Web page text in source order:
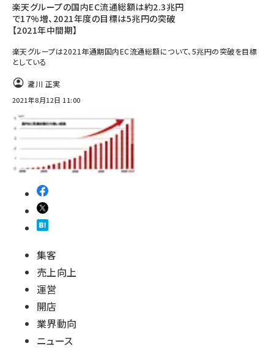
楽天グループの国内EC流通総額は約2.3兆円
で17%増、2021年度の目標は5兆円の突破
【2021年中間期】
楽天グループは2021年通期国内EC流通総額について、5兆円の突破を目標
としている
瀧川 正実
2021年8月12日 11:00
集客
売上向上
運営
開店
業界動向
ニュース